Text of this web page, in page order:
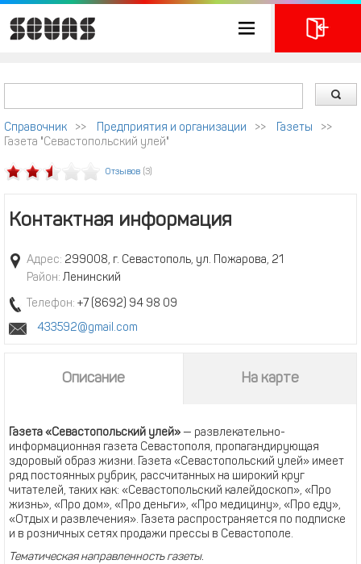
Справочник >> Предприятия и организации >> Газеты
>>
Газета "Севастопольский улей"
Отзывов (3)
Контактная информация
Адрес: 299008, г. Севастополь, ул. Пожарова, 21
Район: Ленинский
Телефон: +7 (8692) 94 98 09
433592@gmail.com
Описание На карте
Газета «Севастопольский улей» — развлекательно-
информационная газета Севастополя, пропагандирующая
здоровый образ жизни. Газета «Севастопольский улей» имеет
ряд постоянных рубрик, рассчитанных на широкий круг
читателей, таких как: «Севастопольский калейдоскоп», «Про
жизнь», «Про дом», «Про деньги», «Про медицину», «Про еду»,
«Отдых и развлечения». Газета распространяется по подписке
и в розничных сетях продажи прессы в Севастополе.
Тематическая направленность газеты.